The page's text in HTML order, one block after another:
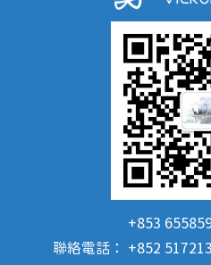
聯絡電話：
+853
+852